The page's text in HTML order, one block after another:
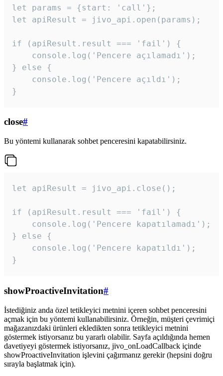
let params = {start: 'call'};
let apiResult = jivo_api.open(params);
if (apiResult.result === 'fail') {
    console.log('Pencere açılamadı');
} else {
    console.log('Pencere açıldı');
}
close#
Bu yöntemi kullanarak sohbet penceresini kapatabilirsiniz.
let apiResult = jivo_api.close();
if (apiResult.result === 'fail') {
    console.log('Pencere kapatılamadı');
} else {
    console.log('Pencere kapatıldı');
}
showProactiveInvitation#
İstediğiniz anda özel tetikleyici metnini içeren sohbet penceresini
açmak için bu yöntemi kullanabilirsiniz. Örneğin, müşteri çevrimiçi
mağazanızdaki ürünleri ekledikten sonra tetikleyici metnini
göstermek istiyorsanız bu yararlı olabilir. Sayfa açıldığında hemen
davetiyeyi göstermek istiyorsanız, jivo_onLoadCallback içinde
showProactiveInvitation işlevini çağırmanız gerekir (hepsini doğru
sırayla başlatmak için).